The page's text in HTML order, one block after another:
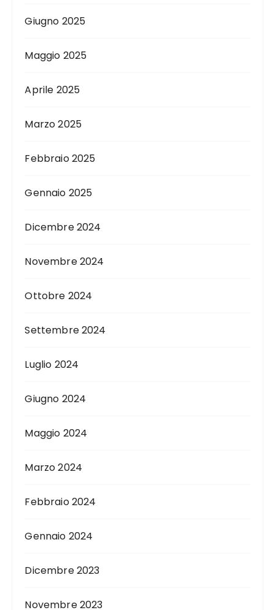
Giugno 2025
Maggio 2025
Aprile 2025
Marzo 2025
Febbraio 2025
Gennaio 2025
Dicembre 2024
Novembre 2024
Ottobre 2024
Settembre 2024
Luglio 2024
Giugno 2024
Maggio 2024
Marzo 2024
Febbraio 2024
Gennaio 2024
Dicembre 2023
Novembre 2023